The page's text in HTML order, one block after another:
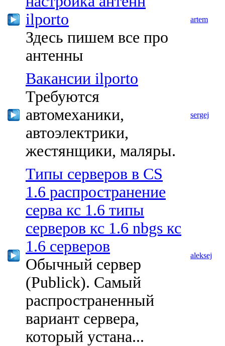
ilporto
Здесь пишем все про
антенны
artem
Вакансии ilporto
Требуются
автомеханики,
автоэлектрики,
жестянщики, маляры.
sergej
Типы серверов в CS
1.6 распространение
серва кс 1.6 типы
серверов кс 1.6 nbgs кс
1.6 серверов
Обычный сервер
(Publick). Самый
распространенный
вариант сервера,
который устана...
aleksej